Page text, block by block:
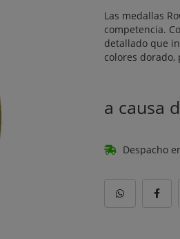
Las medallas
competencia.
detallado que
colores dorado,
a causa
Despacho